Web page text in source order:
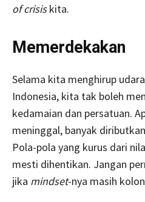
of crisiskita.
Memerdekakan
Selama kita menghirup
Indonesia, kita tak boleh
kedamaian dan persatuan.
meninggal, banyak
Pola-pola yang kurus dari
mesti dihentikan. Jangan
jika mindset-nya masih